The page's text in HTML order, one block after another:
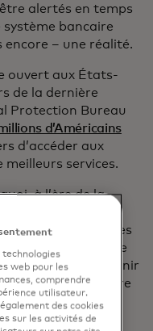
alertés en temps
bancaire
– une réalité.
ouvert aux États-
de la dernière
Protection Bureau
d’Américains
d’accéder aux
services.
à l’ère de la
les
que les expériences
de la technologie
données pour obtenir
doit être
doivent être
technologies
web pour les
comprendre
utilisateur.
des cookies
sur les activités de